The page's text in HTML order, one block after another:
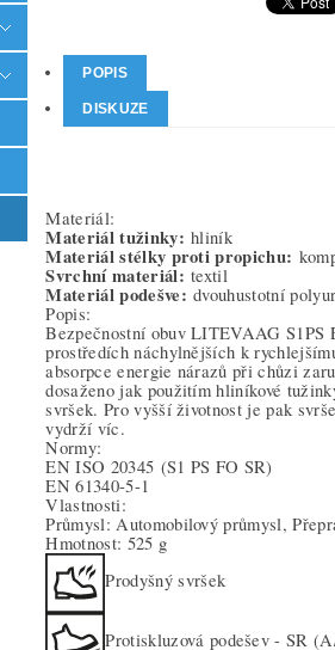
POPIS
DISKUZE
Materiál:
Materiál tužinky: hliník
Materiál stélky proti propichu:
Svrchní materiál: textil
Materiál podešve: dvouhustotní
Popis:
Bezpečnostní obuv LITEVAAG S1PS
prostředích náchylnějších k
absorpce energie nárazů při chůzi
dosaženo jak použitím hliníkové
svršek. Pro vyšší životnost je pak
vydrží víc.
Normy:
EN ISO 20345 (S1 PS FO SR)
EN 61340-5-1
Vlastnosti:
Průmysl: Automobilový průmysl,
Hmotnost: 525 g
Prodyšný svršek
Protiskluzová podešev - SR